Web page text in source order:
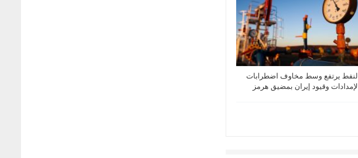
النفط يرتفع وسط مخاوف اضطرابات
الإمدادات وقيود إيران بمضيق هرمز